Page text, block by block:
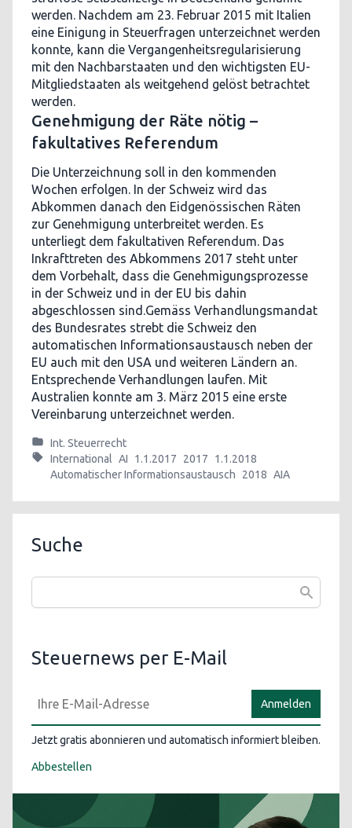
werden. Nachdem am 23. Februar 2015 mit Italien
eine Einigung in Steuerfragen unterzeichnet werden
konnte, kann die Vergangenheitsregularisierung
mit den Nachbarstaaten und den wichtigsten EU-
Mitgliedstaaten als weitgehend gelöst betrachtet
werden.
Genehmigung der Räte nötig –
fakultatives Referendum
Die Unterzeichnung soll in den kommenden
Wochen erfolgen. In der Schweiz wird das
Abkommen danach den Eidgenössischen Räten
zur Genehmigung unterbreitet werden. Es
unterliegt dem fakultativen Referendum. Das
Inkrafttreten des Abkommens 2017 steht unter
dem Vorbehalt, dass die Genehmigungsprozesse
in der Schweiz und in der EU bis dahin
abgeschlossen sind.Gemäss Verhandlungsmandat
des Bundesrates strebt die Schweiz den
automatischen Informationsaustausch neben der
EU auch mit den USA und weiteren Ländern an.
Entsprechende Verhandlungen laufen. Mit
Australien konnte am 3. März 2015 eine erste
Vereinbarung unterzeichnet werden.
Int. Steuerrecht
International AI 1.1.2017 2017
1.1.2018
Automatischer Informationsaustausch
2018 AIA
Suche
Steuernews per E-Mail
Anmelden
Jetzt gratis abonnieren und automatisch informiert bleiben.
Abbestellen